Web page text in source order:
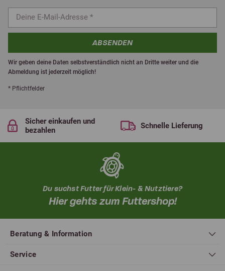
ABSENDEN
Wir geben deine Daten selbstverständlich nicht an Dritte weiter und die
Abmeldung ist jederzeit möglich!
* Pflichtfelder
Sicher einkaufen und
bezahlen
Schnelle Lieferung
Du suchst Futter für Klein- & Nutztiere?
Hier gehts zum Futtershop!
Beratung & Information
Service